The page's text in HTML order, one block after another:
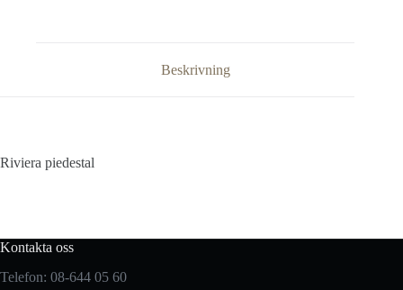
Beskrivning
Riviera piedestal
Kontakta oss
Telefon: 08-644 05 60